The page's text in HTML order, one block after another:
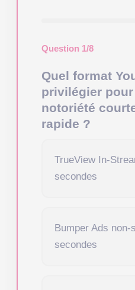
Question 1/8
Quel format
privilégier
notoriété
rapide ?
TrueView In-
secondes
Bumper Ads non-
secondes